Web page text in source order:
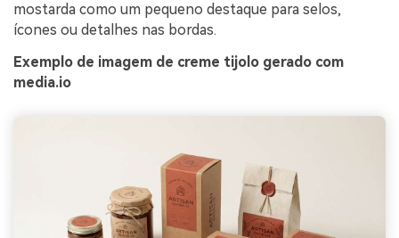
mostarda como um pequeno destaque para selos,
ícones ou detalhes nas bordas.
Exemplo de imagem de creme tijolo gerado com
media.io